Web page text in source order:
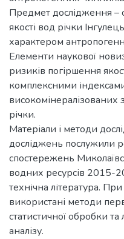
Предмет дослідження –
якості вод річки
характером
Елементи наукової
ризиків погіршення
комплексними
річки.
Матеріали і методи
досліджень послужили
спостережень
водних ресурсів 2015-
технічна література.
використані методи
статистичної обробки та
аналізу.